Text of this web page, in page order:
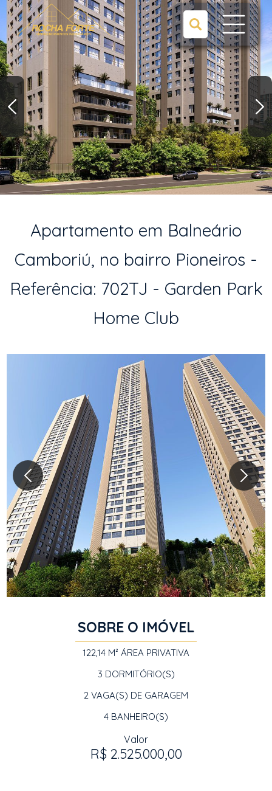
Apartamento em Balneário
Camboriú, no bairro Pioneiros -
Referência: 702TJ - Garden Park
Home Club
SOBRE O IMÓVEL
122,14 M² ÁREA PRIVATIVA
3 DORMITÓRIO(S)
2 VAGA(S) DE GARAGEM
4 BANHEIRO(S)
Valor
R$ 2.525.000,00